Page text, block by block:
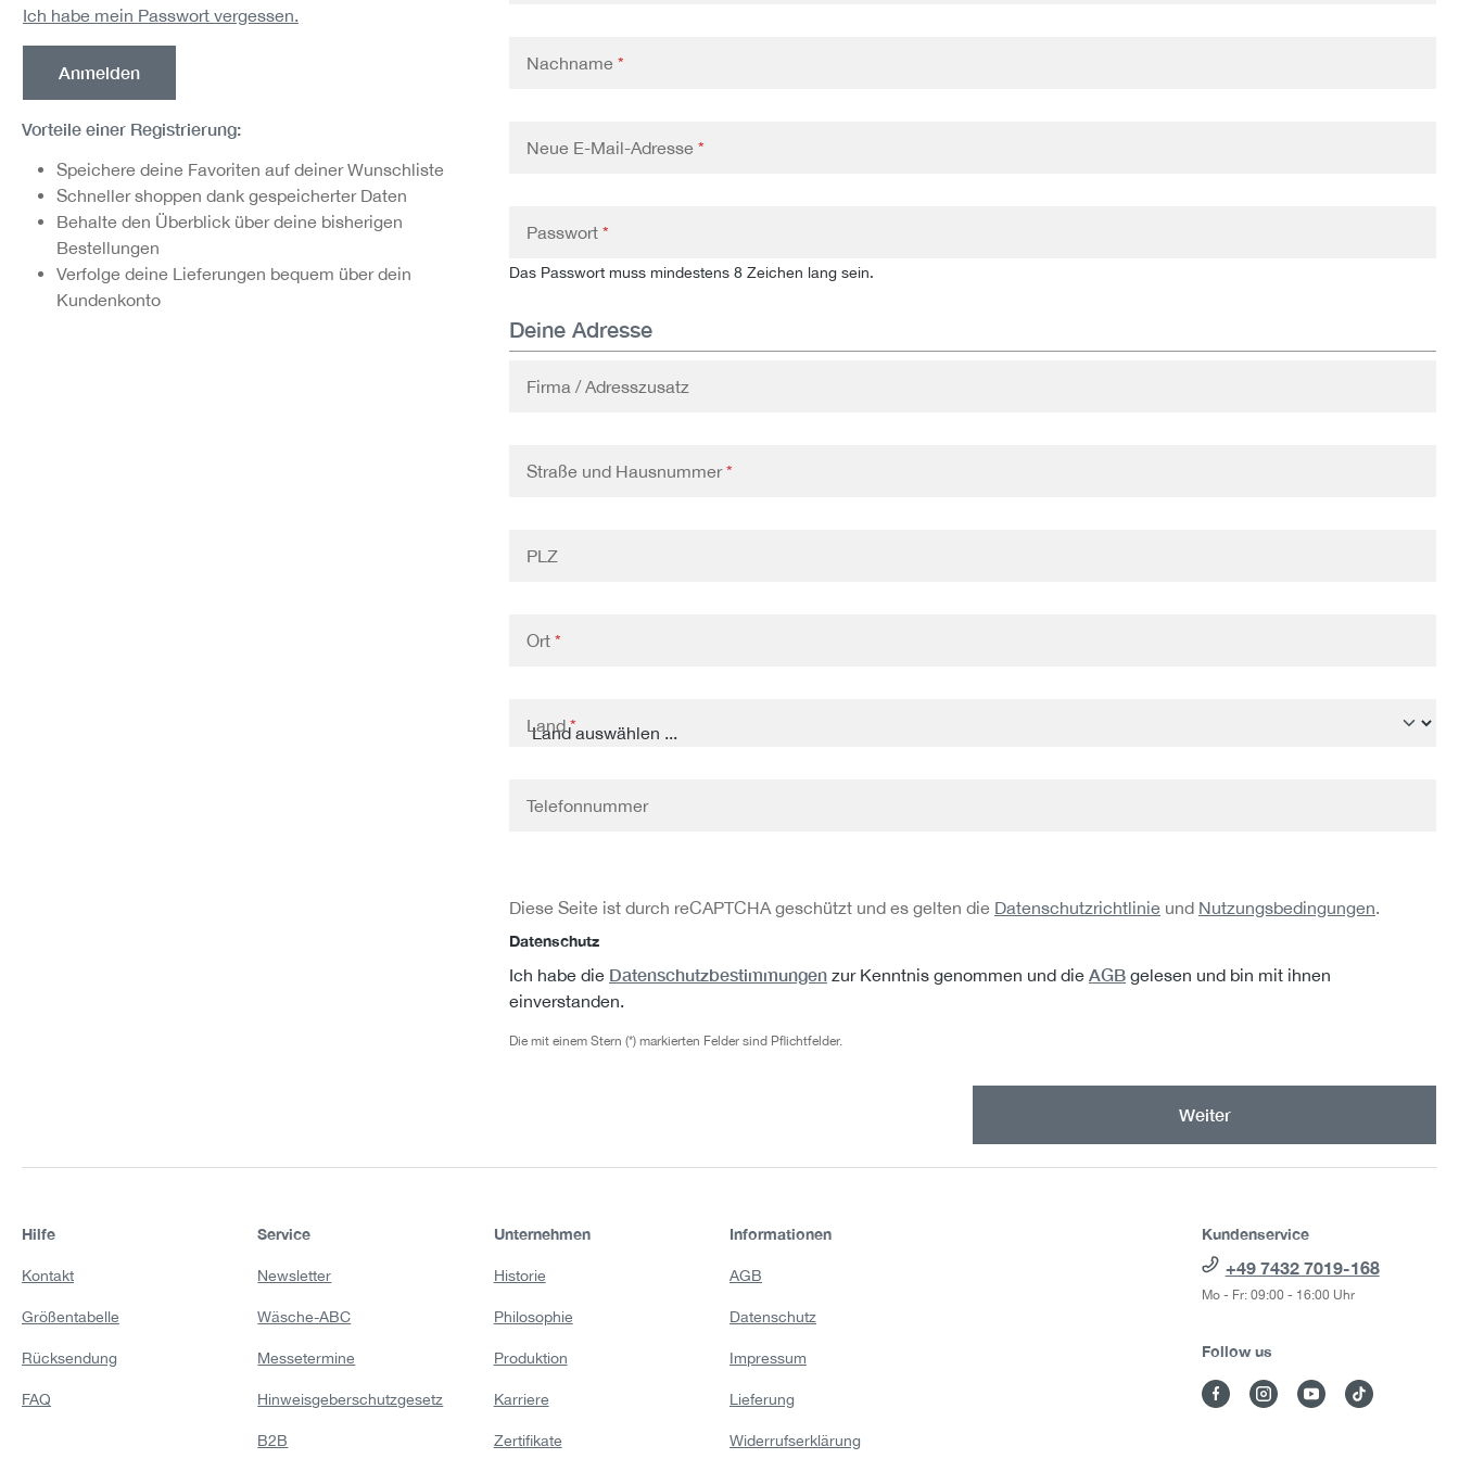
Ich habe mein Passwort vergessen.
Anmelden
Vorteile einer Registrierung:
Speichere deine Favoriten auf deiner Wunschliste
Schneller shoppen dank gespeicherter Daten
Behalte den Überblick über deine bisherigen
Bestellungen
Verfolge deine Lieferungen bequem über dein
Kundenkonto
Nachname *
Neue E-Mail-Adresse *
Passwort *
Das Passwort muss mindestens 8 Zeichen lang sein.
Deine Adresse
Firma / Adresszusatz
Straße und Hausnummer*
PLZ
Ort *
Land*
Telefonnummer
Diese Seite ist durch reCAPTCHA geschützt und es gelten die Datenschutzrichtlinie und Nutzungsbedingungen.
Datenschutz
Ich habe die Datenschutzbestimmungen zur Kenntnis genommen und die AGB gelesen und bin mit ihnen
einverstanden.
Die mit einem Stern (*) markierten Felder sind Pflichtfelder.
Weiter
Hilfe
Kontakt
Größentabelle
Rücksendung
FAQ
Service
Newsletter
Wäsche-ABC
Messetermine
Hinweisgeberschutzgesetz
B2B
Unternehmen
Historie
Philosophie
Produktion
Karriere
Zertifikate
Informationen
AGB
Datenschutz
Impressum
Lieferung
Widerrufserklärung
Kundenservice
+49 7432 7019-168
Mo - Fr: 09:00 - 16:00 Uhr
Follow us